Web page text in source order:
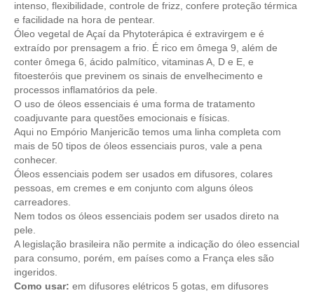
intenso, flexibilidade, controle de frizz, confere proteção térmica
e facilidade na hora de pentear.
Óleo vegetal de Açaí da Phytoterápica é extravirgem e é
extraído por prensagem a frio. É rico em ômega 9, além de
conter ômega 6, ácido palmítico, vitaminas A, D e E, e
fitoesteróis que previnem os sinais de envelhecimento e
processos inflamatórios da pele.
O uso de óleos essenciais é uma forma de tratamento
coadjuvante para questões emocionais e físicas.
Aqui no Empório Manjericão temos uma linha completa com
mais de 50 tipos de óleos essenciais puros, vale a pena
conhecer.
Óleos essenciais podem ser usados em difusores, colares
pessoas, em cremes e em conjunto com alguns óleos
carreadores.
Nem todos os óleos essenciais podem ser usados direto na
pele.
A legislação brasileira não permite a indicação do óleo essencial
para consumo, porém, em países como a França eles são
ingeridos.
Como usar: em difusores elétricos 5 gotas, em difusores